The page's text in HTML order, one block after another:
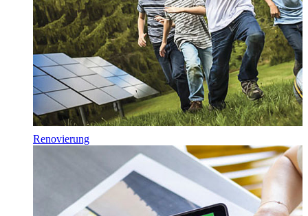
Renovierung